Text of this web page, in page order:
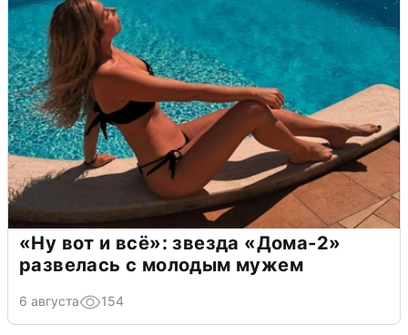
«Ну вот и всё»: звезда «Дома-2»
развелась с молодым мужем
6 августа 154